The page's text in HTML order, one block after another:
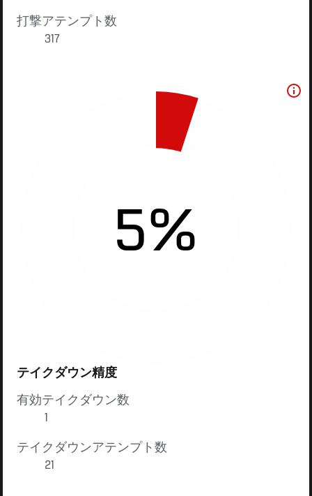
打撃アテンプト数
317
5%
テイクダウン精度
有効テイクダウン数
1
テイクダウンアテンプト数
21